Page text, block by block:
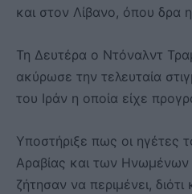
και στον Λίβανο, όπου δρα
Τη Δευτέρα ο Ντόναλντ
ακύρωσε την τελευταία
του Ιράν η οποία είχε
Υποστήριξε πως οι ηγέτες
Αραβίας και των
ζήτησαν να περιμένει, διότι